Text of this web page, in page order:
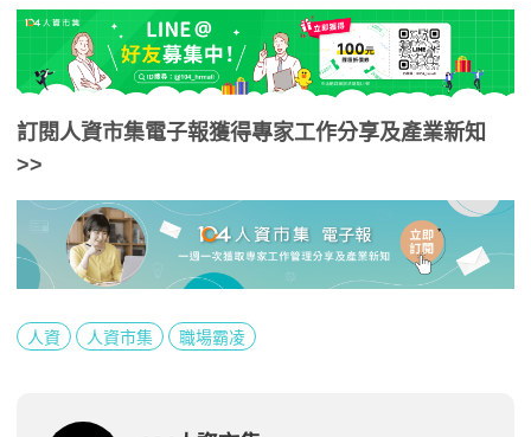
訂閱人資市集電子報獲得專家工作分享及產業新知
>>
人資 人資市集 職場霸凌